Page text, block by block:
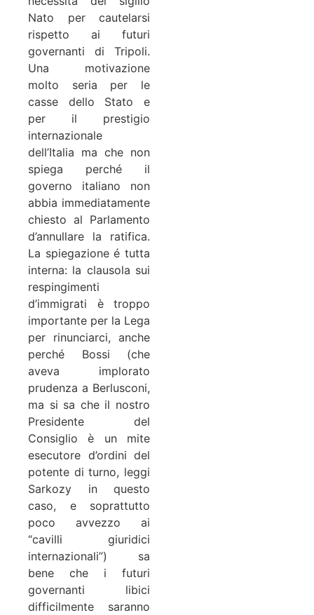
Nato per cautelarsi
rispetto ai futuri
governanti di Tripoli.
Una motivazione
molto seria per le
casse dello Stato e
per il prestigio
internazionale
dell’Italia ma che non
spiega perché il
governo italiano non
abbia immediatamente
chiesto al Parlamento
d’annullare la ratifica.
La spiegazione é tutta
interna: la clausola sui
respingimenti
d’immigrati è troppo
importante per la Lega
per rinunciarci, anche
perché Bossi (che
aveva implorato
prudenza a Berlusconi,
ma si sa che il nostro
Presidente del
Consiglio è un mite
esecutore d’ordini del
potente di turno, leggi
Sarkozy in questo
caso, e soprattutto
poco avvezzo ai
“cavilli giuridici
internazionali”) sa
bene che i futuri
governanti libici
difficilmente saranno